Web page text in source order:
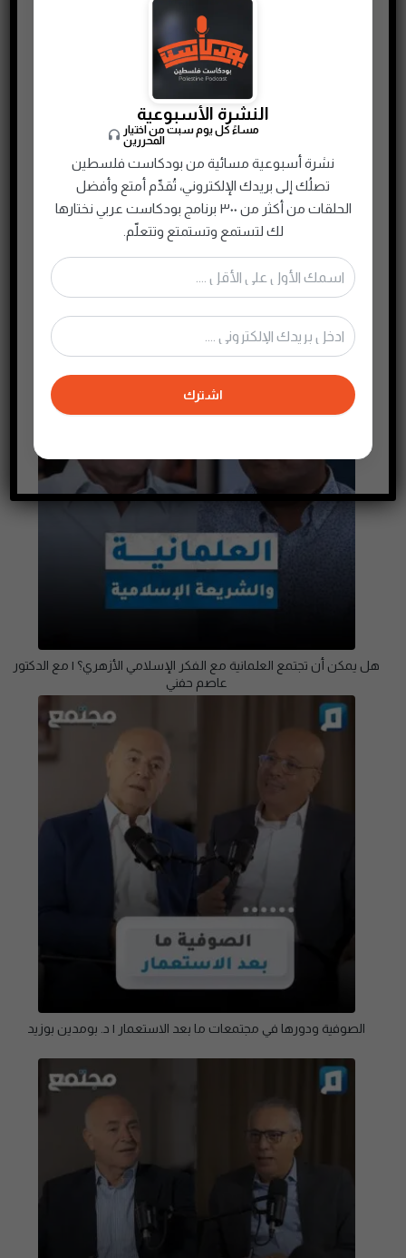
كيف تبدو معتقلات داعش؟ | د. عقيل حبيب
هل يمكن أن تجتمع العلمانية مع الفكر الإسلامي الأزهري؟ | مع الدكتور
عاصم حفني
الصوفية ودورها في مجتمعات ما بعد الاستعمار | د. بومدين بوزيد
النشرة الأسبوعية
مساءً كل يوم سبت من اختيار
المحررين
نشرة أسبوعية مسائية من بودكاست فلسطين
تصلُك إلى بريدك الإلكتروني، تُقدِّم أمتع وأفضل
الحلقات من أكثر من ٣٠٠ برنامج بودكاست عربي نختارها
لك لتستمع وتستمتع وتتعلّم.
اشترك